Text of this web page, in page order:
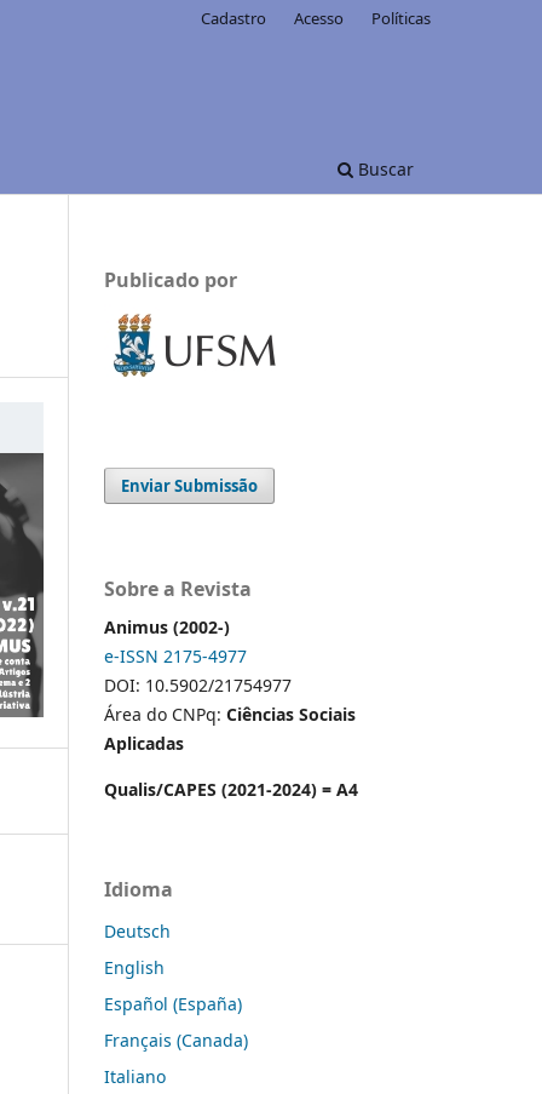
Buscar
Cadastro Acesso Políticas
Publicado por
Enviar Submissão
Sobre a Revista
Animus (2002-)
e-ISSN 2175-4977
DOI: 10.5902/21754977
Área do CNPq: Ciências Sociais
Aplicadas
Qualis/CAPES (2021-2024) = A4
Idioma
Deutsch
English
Español (España)
Français (Canada)
Italiano